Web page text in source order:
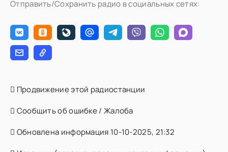
Отправить/Сохранить радио в социальных сетях:
Продвижение этой радиостанции
Сообщить об ошибке / Жалоба
Обновлена информация 10-10-2025, 21:32